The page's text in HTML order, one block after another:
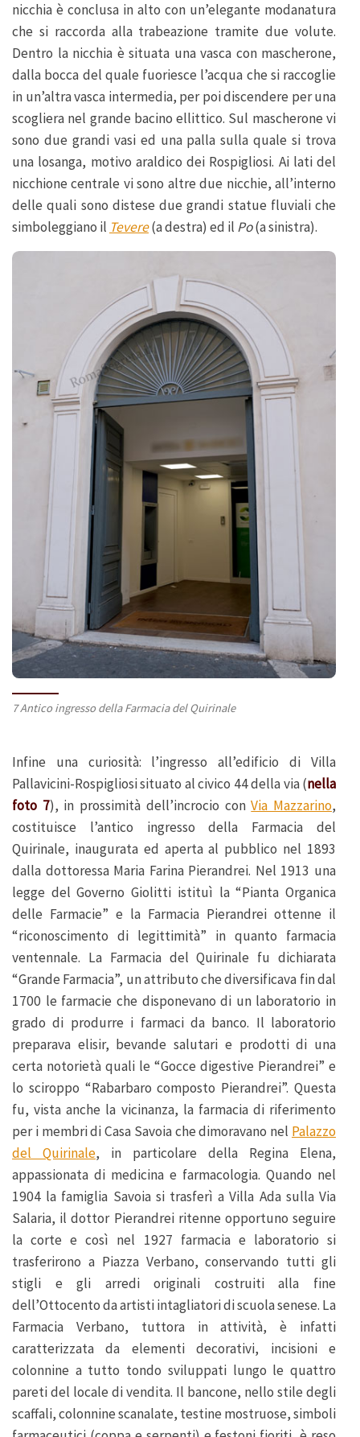
nicchia è conclusa in alto con un’elegante modanatura
che si raccorda alla trabeazione tramite due volute.
Dentro la nicchia è situata una vasca con mascherone,
dalla bocca del quale fuoriesce l’acqua che si raccoglie
in un’altra vasca intermedia, per poi discendere per una
scogliera nel grande bacino ellittico. Sul mascherone vi
sono due grandi vasi ed una palla sulla quale si trova
una losanga, motivo araldico dei Rospigliosi. Ai lati del
nicchione centrale vi sono altre due nicchie, all’interno
delle quali sono distese due grandi statue fluviali che
simboleggiano il Tevere(a destra) ed il Po(a sinistra).
7 Antico ingresso della Farmacia del Quirinale
Infine una curiosità: l’ingresso all’edificio di Villa
Pallavicini-Rospigliosi situato al civico 44 della via (nella
foto 7), in prossimità dell’incrocio conVia Mazzarino,
costituisce l’antico ingresso della Farmacia del
Quirinale, inaugurata ed aperta al pubblico nel 1893
dalla dottoressa Maria Farina Pierandrei. Nel 1913 una
legge del Governo Giolitti istituì la “Pianta Organica
delle Farmacie” e la Farmacia Pierandrei ottenne il
“riconoscimento di legittimità” in quanto farmacia
ventennale. La Farmacia del Quirinale fu dichiarata
“Grande Farmacia”, un attributo che diversificava fin dal
1700 le farmacie che disponevano di un laboratorio in
grado di produrre i farmaci da banco. Il laboratorio
preparava elisir, bevande salutari e prodotti di una
certa notorietà quali le “Gocce digestive Pierandrei” e
lo sciroppo “Rabarbaro composto Pierandrei”. Questa
fu, vista anche la vicinanza, la farmacia di riferimento
per i membri di Casa Savoia che dimoravano nel Palazzo
del Quirinale, in particolare della Regina Elena,
appassionata di medicina e farmacologia. Quando nel
1904 la famiglia Savoia si trasferì a Villa Ada sulla Via
Salaria, il dottor Pierandrei ritenne opportuno seguire
la corte e così nel 1927 farmacia e laboratorio si
trasferirono a Piazza Verbano, conservando tutti gli
stigli e gli arredi originali costruiti alla fine
dell’Ottocento da artisti intagliatori di scuola senese. La
Farmacia Verbano, tuttora in attività, è infatti
caratterizzata da elementi decorativi, incisioni e
colonnine a tutto tondo sviluppati lungo le quattro
pareti del locale di vendita. Il bancone, nello stile degli
scaffali, colonnine scanalate, testine mostruose, simboli